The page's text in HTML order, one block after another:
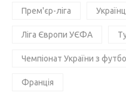
Прем'єр-ліга
Ліга Європи УЄФА
Чемпіонат України з
Франція